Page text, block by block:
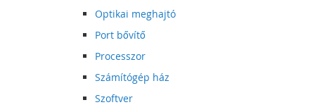
Optikai meghajtó
Port bővítő
Processzor
Számítógép ház
Szoftver